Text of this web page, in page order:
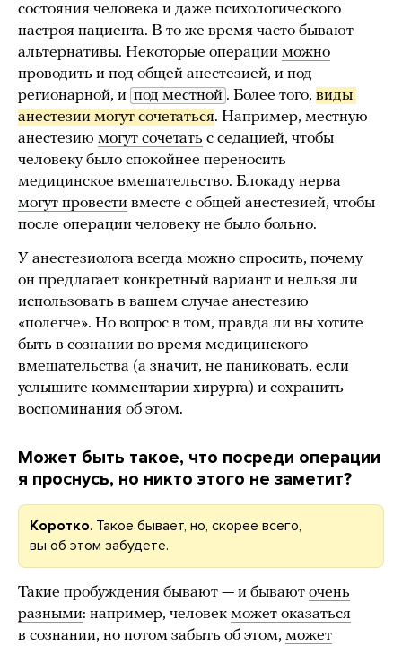
состояния человека и даже психологического
настроя пациента. В то же время часто бывают
альтернативы. Некоторые операции можно
проводить и под общей анестезией, и под
регионарной, и под местной . Более того, виды
анестезии могут сочетаться. Например, местную
анестезию могут сочетать с седацией, чтобы
человеку было спокойнее переносить
медицинское вмешательство. Блокаду нерва
могут провести вместе с общей анестезией, чтобы
после операции человеку не было больно.
У анестезиолога всегда можно спросить, почему
он предлагает конкретный вариант и нельзя ли
использовать в вашем случае анестезию
«полегче». Но вопрос в том, правда ли вы хотите
быть в сознании во время медицинского
вмешательства (а значит, не паниковать, если
услышите комментарии хирурга) и сохранить
воспоминания об этом.
Может быть такое, что посреди операции
я проснусь, но никто этого не заметит?
Коротко. Такое бывает, но, скорее всего,
вы об этом забудете.
Такие пробуждения бывают — и бывают очень
разными: например, человек может оказаться
в сознании, но потом забыть об этом, может